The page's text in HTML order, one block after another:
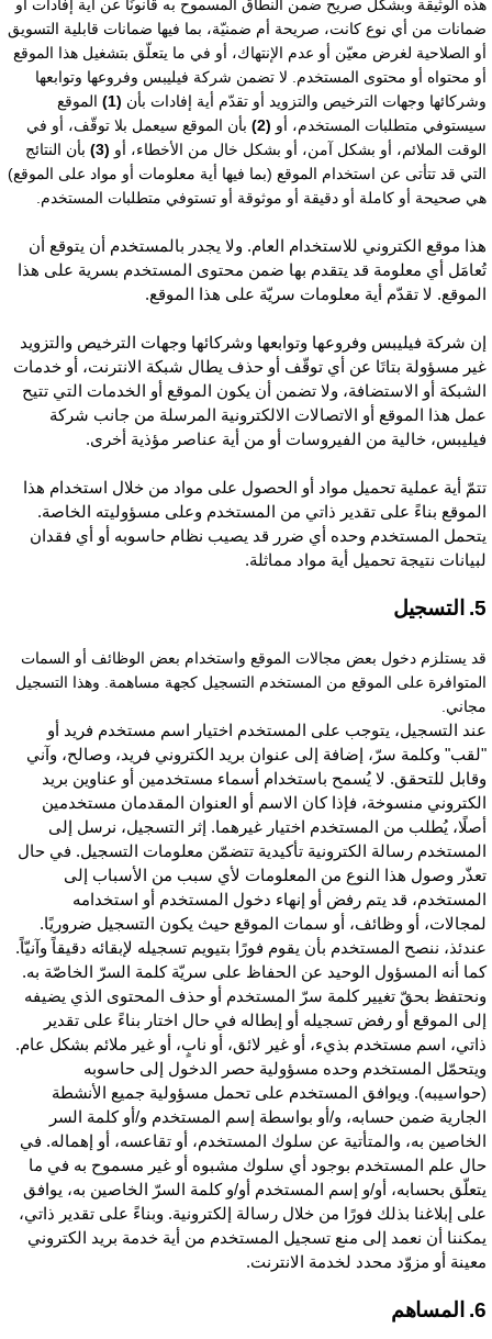
الوثيقة وبشكل صريح ضمن النطاق المسموح به قانونًا عن أية إفادات أو
من أي نوع كانت، صريحة أم ضمنيّة، بما فيها ضمانات قابلية التسويق
الصلاحية لغرض معيّن أو عدم الإنتهاك، أو في ما يتعلّق بتشغيل هذا الموقع
محتواه أو محتوى المستخدم. لا تضمن شركة فيليبس وفروعها وتوابعها
وجهات الترخيص والتزويد أو تقدّم أية إفادات بأن(1)
الموقع
متطلبات المستخدم، أو(2)
بأن الموقع سيعمل بلا توقّف، أو في
الملائم، أو بشكل آمن، أو بشكل خال من الأخطاء، أو(3)
بأن النتائج
قد تتأتى عن استخدام الموقع (بما فيها أية معلومات أو مواد على الموقع)
صحيحة أو كاملة أو دقيقة أو موثوقة أو تستوفي متطلبات المستخدم.
موقع الكتروني للاستخدام العام. ولا يجدر بالمستخدم أن يتوقع أن
أي معلومة قد يتقدم بها ضمن محتوى المستخدم بسرية على هذا
لا تقدّم أية معلومات سريّة على هذا الموقع.
شركة فيليبس وفروعها وتوابعها وشركائها وجهات الترخيص والتزويد
مسؤولة بتاتَا عن أي توقّف أو حذف يطال شبكة الانترنت، أو خدمات
أو الاستضافة، ولا تضمن أن يكون الموقع أو الخدمات التي تتيح
هذا الموقع أو الاتصالات الالكترونية المرسلة من جانب شركة
خالية من الفيروسات أو من أية عناصر مؤذية أخرى.
أية عملية تحميل مواد أو الحصول على مواد من خلال استخدام هذا
بناءً على تقدير ذاتي من المستخدم وعلى مسؤوليته الخاصة.
المستخدم وحده أي ضرر قد يصيب نظام حاسوبه أو أي فقدان
نتيجة تحميل أية مواد مماثلة.
يستلزم دخول بعض مجالات الموقع واستخدام بعض الوظائف أو السمات
على الموقع من المستخدم التسجيل كجهة مساهمة. وهذا التسجيل
التسجيل، يتوجب على المستخدم اختيار اسم مستخدم فريد أو
وكلمة سرّ، إضافة إلى عنوان بريد الكتروني فريد، وصالح، وآني
للتحقق. لا يُسمح باستخدام أسماء مستخدمين أو عناوين بريد
منسوخة، فإذا كان الاسم أو العنوان المقدمان مستخدمين
يُطلب من المستخدم اختيار غيرهما. إثر التسجيل، نرسل إلى
رسالة الكترونية تأكيدية تتضمّن معلومات التسجيل. في حال
وصول هذا النوع من المعلومات لأي سبب من الأسباب إلى
قد يتم رفض أو إنهاء دخول المستخدم أو استخدامه
أو وظائف، أو سمات الموقع حيث يكون التسجيل ضروريًا.
ننصح المستخدم بأن يقوم فورًا بتيويم تسجيله لإبقائه دقيقاً وآنيّاً.
أنه المسؤول الوحيد عن الحفاظ على سريّة كلمة السرّ الخاصّة به.
بحقّ تغيير كلمة سرّ المستخدم أو حذف المحتوى الذي يضيفه
الموقع أو رفض تسجيله أو إبطاله في حال اختار بناءً على تقدير
اسم مستخدم بذيء، أو غير لائق، أو نابٍ، أو غير ملائم بشكل عام.
المستخدم وحده مسؤولية حصر الدخول إلى حاسوبه
ويوافق المستخدم على تحمل مسؤولية جميع الأنشطة
ضمن حسابه، و/أو بواسطة إسم المستخدم و/أو كلمة السر
به، والمتأتية عن سلوك المستخدم، أو تقاعسه، أو إهماله. في
علم المستخدم بوجود أي سلوك مشبوه أو غير مسموح به في ما
بحسابه، أو/و إسم المستخدم أو/و كلمة السرّ الخاصين به، يوافق
إبلاغنا بذلك فورًا من خلال رسالة إلكترونية. وبناءً على تقدير ذاتي،
أن نعمد إلى منع تسجيل المستخدم من أية خدمة بريد الكتروني
أو مزوّد محدد لخدمة الانترنت.